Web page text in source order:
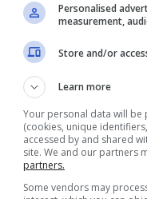
Personalised
measurement,
Store and/or
Learn more
Your personal data will
(cookies, unique
accessed by and shared
site. We and our partners
partners.
Some vendors may